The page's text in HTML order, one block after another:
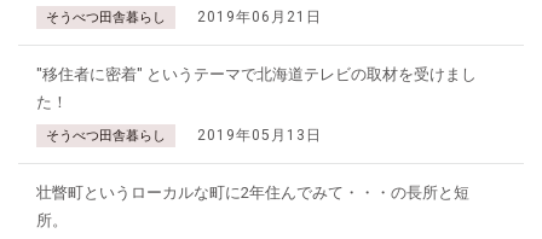
そうべつ田舎暮らし 2019年06月21日
"移住者に密着" というテーマで北海道テレビの取材を受けまし
た！
そうべつ田舎暮らし 2019年05月13日
壮瞥町というローカルな町に2年住んでみて・・・の長所と短
所。